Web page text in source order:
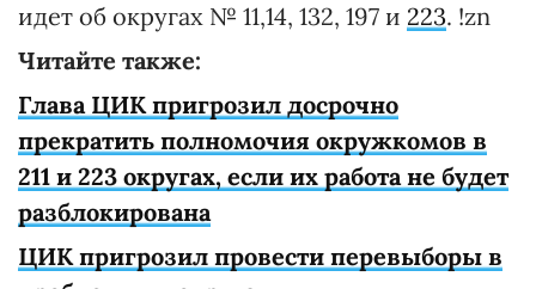
идет об округах № 11,14, 132, 197 и 223. !zn
Читайте также:
Глава ЦИК пригрозил досрочно
прекратить полномочия окружкомов в
211 и 223 округах, если их работа не будет
разблокирована
ЦИК пригрозил провести перевыборы в